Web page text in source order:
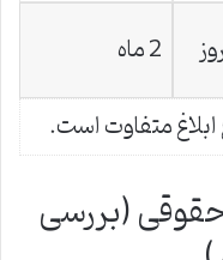
2 ماه
متفاوت است.
(بررسی